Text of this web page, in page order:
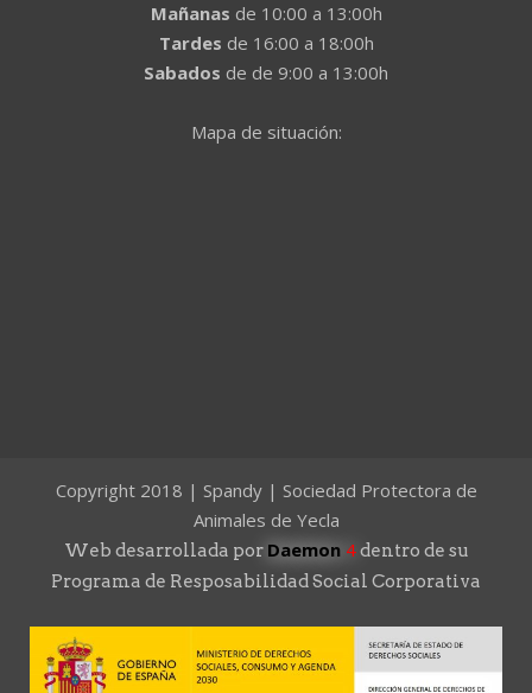
Mañanas de 10:00 a 13:00h
Tardes de 16:00 a 18:00h
Sabados de de 9:00 a 13:00h
Mapa de situación:
Copyright 2018 | Spandy | Sociedad Protectora de
Animales de Yecla
Web desarrollada por Daemon 4dentro de su
Programa de Resposabilidad Social Corporativa